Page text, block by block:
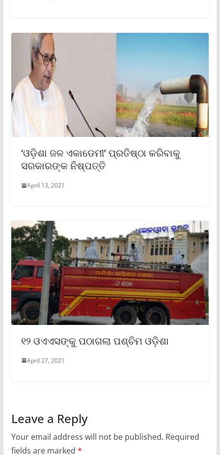
‘ଓଡ଼ିଶା ଜଳ ଏକାଡେମୀ’ ପ୍ରତିଷ୍ଠା କରିବାକୁ
ସରକାରଙ୍କ ନିଷ୍ପତ୍ତି
April 13, 2021
୧୨ ଓଏଏସଙ୍କୁ ପଠାଗଲା ପଶ୍ଚିମ ଓଡ଼ିଶା
April 27, 2021
Leave a Reply
Your email address will not be published. Required
fields are marked *